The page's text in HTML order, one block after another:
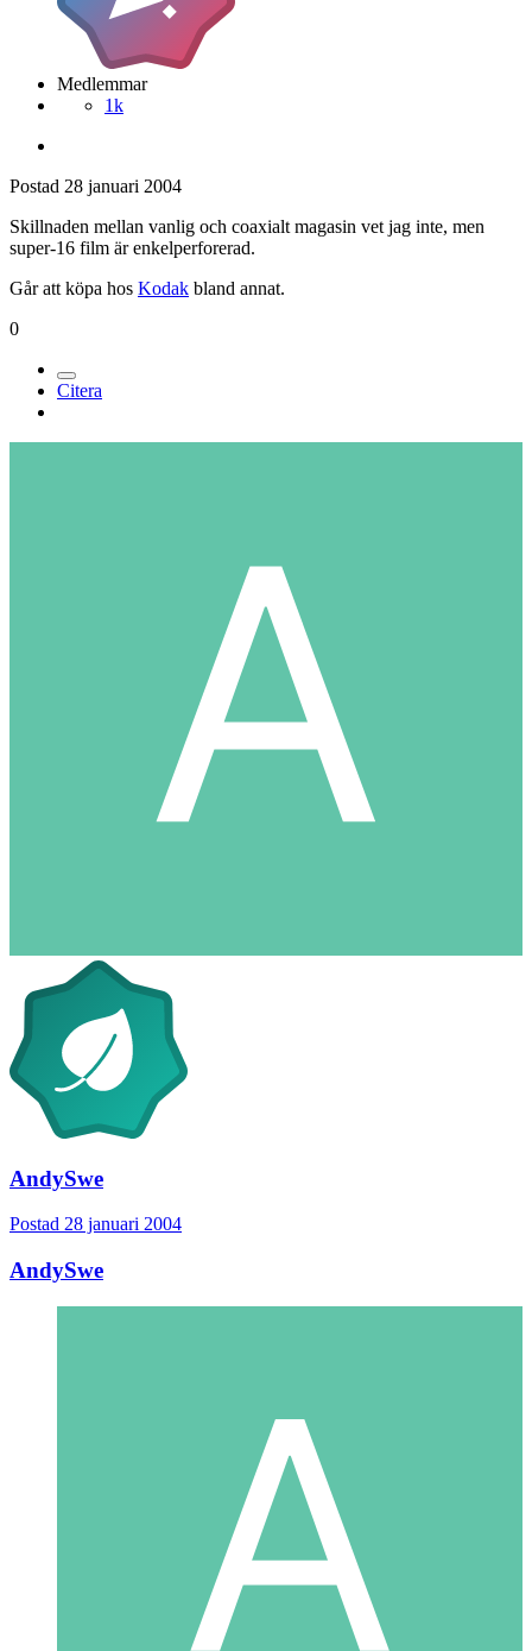
Medlemmar
1k
Postad 28 januari 2004
Skillnaden mellan vanlig och coaxialt magasin vet jag inte, men
super-16 film är enkelperforerad.
Går att köpa hos Kodak bland annat.
0
Citera
AndySwe
Postad 28 januari 2004
AndySwe